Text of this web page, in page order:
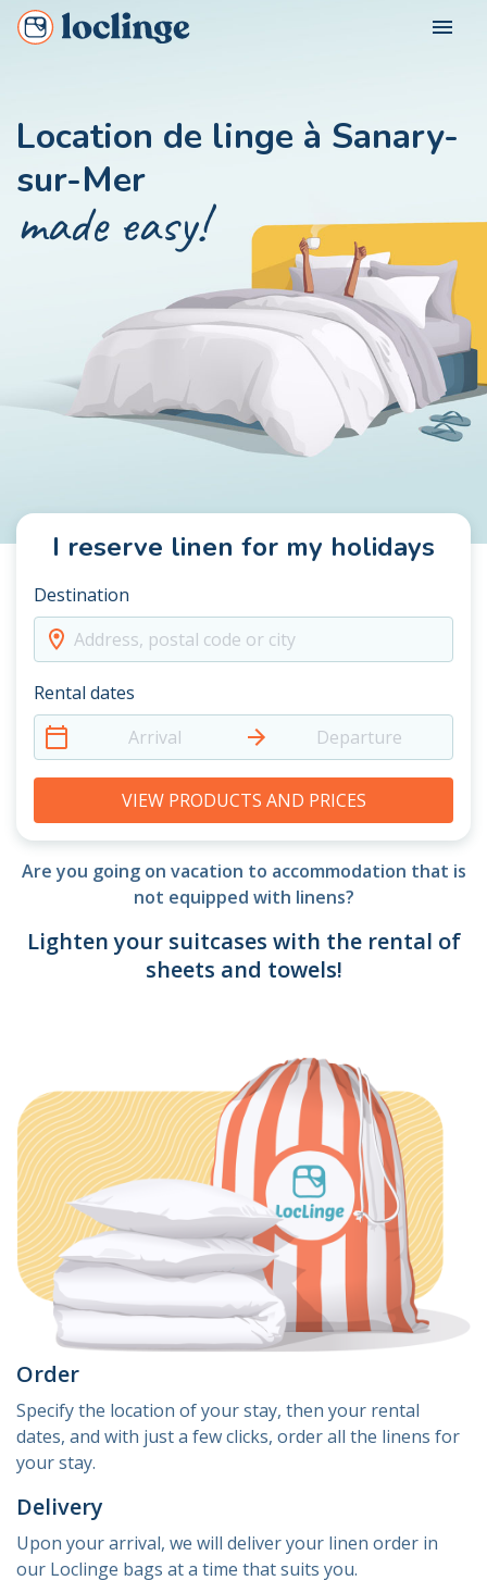
menu
Loclinge Vacationer
Loclinge Owner
Loclinge Professional
OUR CITIES
Location de linge à Sanary-
sur-Mer
made easy!
I reserve linen for my holidays
Destination
Address, postal code or city
Rental dates
Arrival
Departure
VIEW PRODUCTS AND PRICES
Are you going on vacation to accommodation that is
not equipped with linens?
Lighten your suitcases with the rental of
sheets and towels!
Order
Specify the location of your stay, then your rental
dates, and with just a few clicks, order all the linens for
your stay.
Delivery
Upon your arrival, we will deliver your linen order in
our Loclinge bags at a time that suits you.